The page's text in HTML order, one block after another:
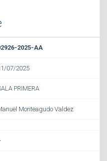
2025-AA
07/2025
PRIMERA
Monteagudo Valdez